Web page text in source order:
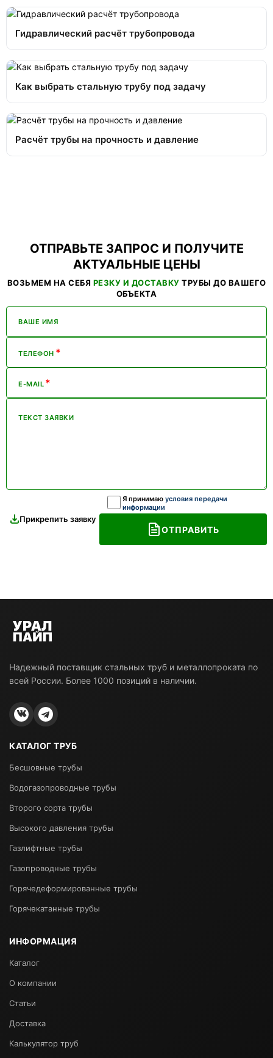
Гидравлический расчёт трубопровода
Как выбрать стальную трубу под задачу
Расчёт трубы на прочность и давление
ОТПРАВЬТЕ ЗАПРОС И ПОЛУЧИТЕ
АКТУАЛЬНЫЕ ЦЕНЫ
ВОЗЬМЕМ НА СЕБЯ РЕЗКУ И ДОСТАВКУ ТРУБЫ ДО ВАШЕГО
ОБЪЕКТА
ВАШЕ ИМЯ
ТЕЛЕФОН *
E-MAIL *
ТЕКСТ ЗАЯВКИ
Прикрепить заявку
Я принимаю условия передачи
информации
ОТПРАВИТЬ
Надежный поставщик стальных труб и металлопроката по
всей России. Более 1000 позиций в наличии.
КАТАЛОГ ТРУБ
Бесшовные трубы
Водогазопроводные трубы
Второго сорта трубы
Высокого давления трубы
Газлифтные трубы
Газопроводные трубы
Горячедеформированные трубы
Горячекатанные трубы
ИНФОРМАЦИЯ
Каталог
О компании
Статьи
Доставка
Калькулятор труб